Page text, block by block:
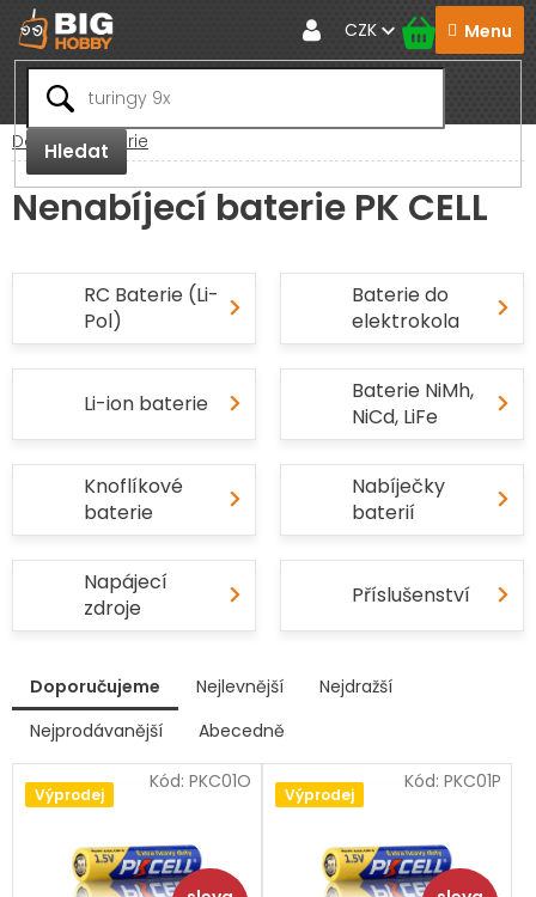
Přejít
na
obsah
Hledat
CZK
Domů Baterie
Nenabíjecí baterie PK CELL
RC Baterie (Li-
Pol)
Baterie do
elektrokola
Li-ion baterie
Baterie NiMh,
NiCd, LiFe
Knoflíkové
baterie
Nabíječky
baterií
Napájecí
zdroje
Příslušenství
a
Doporučujeme Nejlevnější
Nejdražší
Nejprodávanější
Abecedně
ý
i
p Výprodej
Kód: PKC01O
Výprodej
Kód: PKC01P